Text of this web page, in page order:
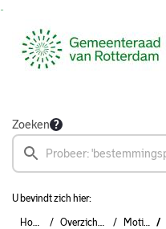
Zoeken
U bevindt zich hier:
Home Overzichten Moties